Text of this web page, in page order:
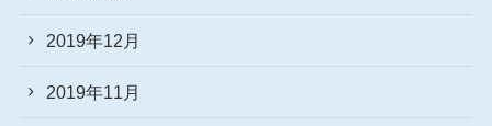
2019年12月
2019年11月